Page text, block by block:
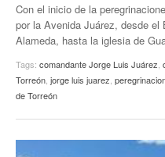
Con el inicio de la
por la Avenida Juárez, desde el
Alameda, hasta la iglesia de
Tags: comandante Jorge Luis Juárez
Torreón jorge luis juarez
de Torreón